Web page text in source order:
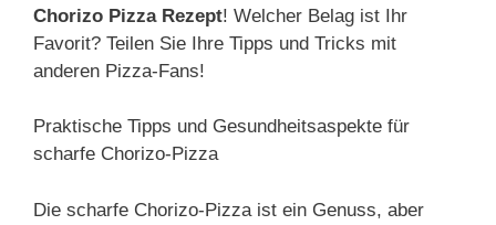
Chorizo Pizza Rezept! Welcher Belag ist Ihr
Favorit? Teilen Sie Ihre Tipps und Tricks mit
anderen Pizza-Fans!
Praktische Tipps und Gesundheitsaspekte für
scharfe Chorizo-Pizza
Die scharfe Chorizo-Pizza ist ein Genuss, aber